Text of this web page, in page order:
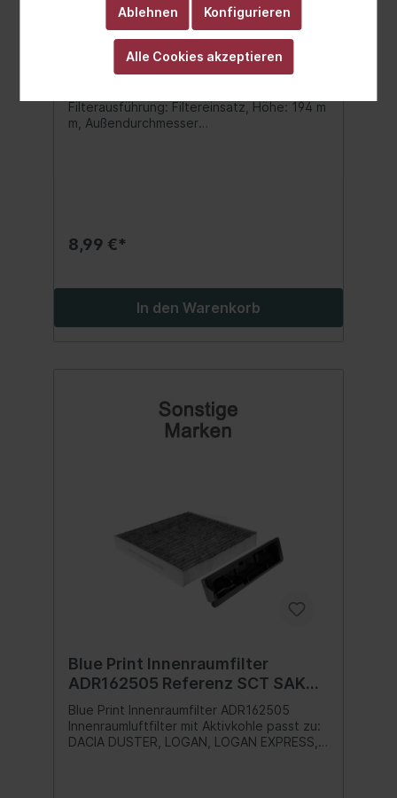
ALCO Ölfilter MD-217 SCT
Referenz SF 501
Filterausführung: Filtereinsatz, Höhe: 194 m
m, Außendurchmesser
8,99 €*
In den Warenkorb
Blue Print Innenraumfilter
ADR162505 Referenz SCT SAK
185
Blue Print Innenraumfilter ADR162505
Innenraumluftfilter mit Aktivkohle passt zu:
DACIA DUSTER, LOGAN, LOGAN EXPRESS,
Ablehnen Konfigurieren
Alle Cookies akzeptieren